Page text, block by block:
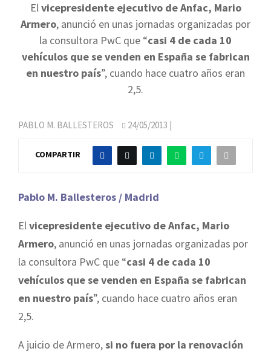
Elvicepresidente ejecutivo de Anfac, Mario
Armero, anunció en unas jornadas organizadas por
la consultora PwC que “casi 4 de cada 10
vehículos que se venden en España se fabrican
en nuestro país”, cuando hace cuatro años eran
2,5.
PABLO M. BALLESTEROS 24/05/2013 |
COMPARTIR
Pablo M. Ballesteros / Madrid
El vicepresidente ejecutivo de Anfac, Mario
Armero, anunció en unas jornadas organizadas por
la consultora PwC que “casi 4 de cada 10
vehículos que se venden en España se fabrican
en nuestro país”, cuando hace cuatro años eran
2,5.
A juicio de Armero,si no fuera por la renovación